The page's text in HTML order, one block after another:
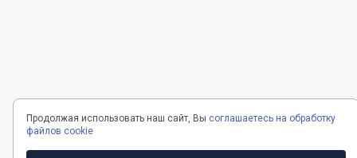
Продолжая использовать наш сайт, Вы соглашаетесь на обработку
файлов cookie